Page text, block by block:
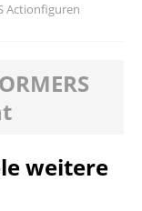
Actionfiguren
weitere